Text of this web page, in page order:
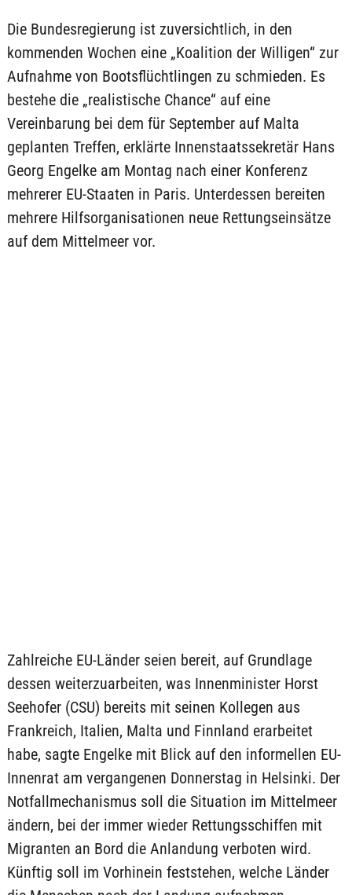
Die Bundesregierung ist zuversichtlich, in den
kommenden Wochen eine „Koalition der Willigen“ zur
Aufnahme von Bootsflüchtlingen zu schmieden. Es
bestehe die „realistische Chance“ auf eine
Vereinbarung bei dem für September auf Malta
geplanten Treffen, erklärte Innenstaatssekretär Hans
Georg Engelke am Montag nach einer Konferenz
mehrerer EU-Staaten in Paris. Unterdessen bereiten
mehrere Hilfsorganisationen neue Rettungseinsätze
auf dem Mittelmeer vor.
Zahlreiche EU-Länder seien bereit, auf Grundlage
dessen weiterzuarbeiten, was Innenminister Horst
Seehofer (CSU) bereits mit seinen Kollegen aus
Frankreich, Italien, Malta und Finnland erarbeitet
habe, sagte Engelke mit Blick auf den informellen EU-
Innenrat am vergangenen Donnerstag in Helsinki. Der
Notfallmechanismus soll die Situation im Mittelmeer
ändern, bei der immer wieder Rettungsschiffen mit
Migranten an Bord die Anlandung verboten wird.
Künftig soll im Vorhinein feststehen, welche Länder